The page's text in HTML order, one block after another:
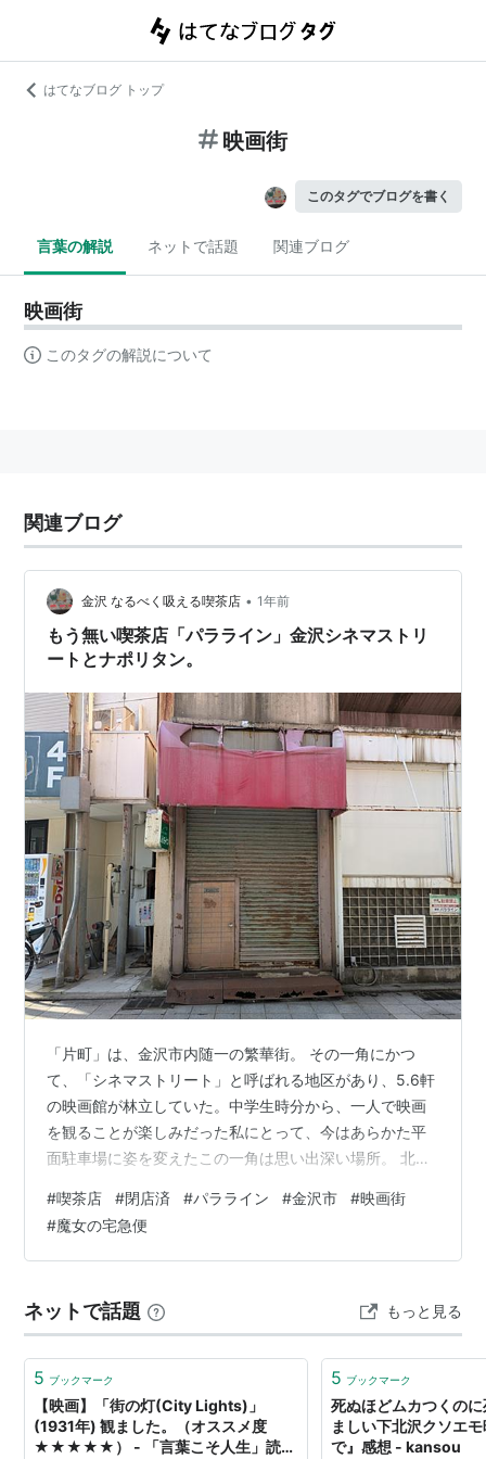
はてなブログ トップ
映画街
このタグでブログを書く
言葉の解説 ネットで話題 関連ブログ
映画街
このタグの解説について
関連ブログ
金沢 なるべく吸える喫茶店 • 1年前
もう無い喫茶店「パラライン」金沢シネマストリ
ートとナポリタン。
「片町」は、金沢市内随一の繁華街。 その一角にかつ
て、「シネマストリート」と呼ばれる地区があり、5.6軒
の映画館が林立していた。中学生時分から、一人で映画
を観ることが楽しみだった私にとって、今はあらかた平
面駐車場に姿を変えたこの一角は思い出深い場所。 北野
ら、観客が僅か3人しかおらず、初見の北野武監督第二作
の夢オチの意味が分からず、結局最終回まで5回だか観続
けた（当時は、一回の料金でいつまでも居座れた）。最
画館を出ると外も真っ暗で、夢のような気分になった。
3-4x10月 [Blu-ray] …
#喫茶店 #閉店済 #パラライン #金沢市 #映画街
#魔女の宅急便
ネットで話題 もっと見る
5 ブックマーク
【映画】「街の灯(City Lights)」
(1931年) 観ました。（オススメ度
★★★★★） - 「言葉こそ人生」読む
5 ブックマーク
死ぬほどムカつくの
ましい下北沢クソエ
で』感想 - kansou